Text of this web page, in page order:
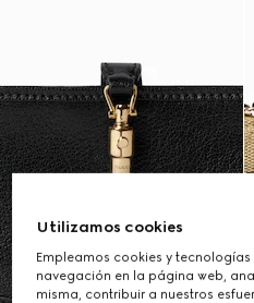
Utilizamos cookies
Empleamos cookies y
navegación en la página web,
misma, contribuir a nuestros